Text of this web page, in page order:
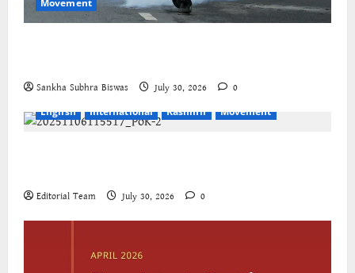
Movement
Sankha Subhra Biswas July 30, 2026
0
English
International Kashmir Movement
Editorial Team July 30, 2026 0